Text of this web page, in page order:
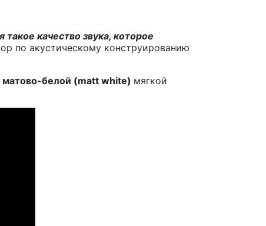
качество звука, которое
по акустическому конструированию
матово-белой (matt white) мягкой